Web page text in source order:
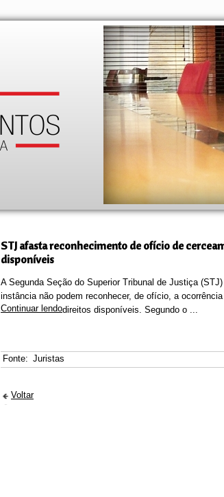
STJ afasta reconhecimento de ofício de
disponíveis
A Segunda Seção do Superior Tribunal de Justiça
instância não podem reconhecer, de ofício, a
direitos disponíveis. Segundo o ...
Continuar lendo
Fonte: Juristas
Voltar